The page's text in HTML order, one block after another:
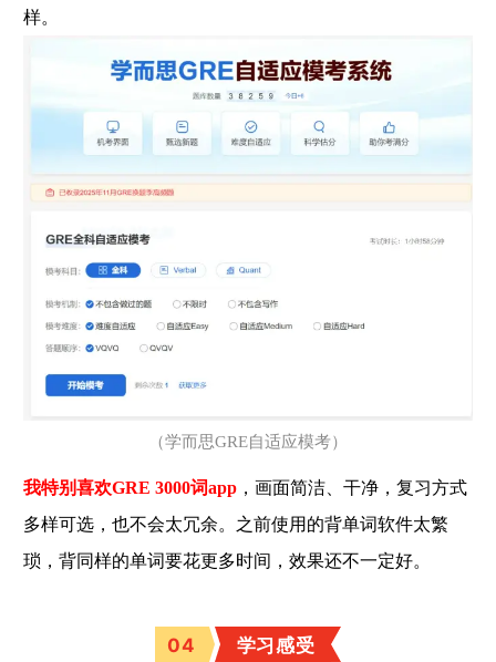
样。
（学而思GRE自适应模考）
我特别喜欢GRE 3000词app ，画面简洁、干净，复习方式
多样可选，也不会太冗余。之前使用的背单词软件太繁
琐，背同样的单词要花更多时间，效果还不一定好。
04 学习感受